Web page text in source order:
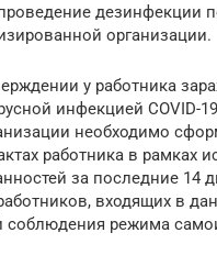
дезинфекции
организации.
у работника
инфекцией COVID-19
необходимо
работника в рамках
за последние 14
входящих в
соблюдения режима